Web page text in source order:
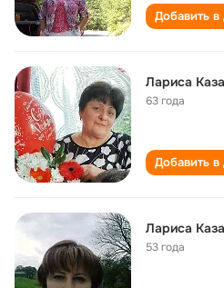
Добавить в
Лариса
63 года
Добавить в
Лариса
53 года